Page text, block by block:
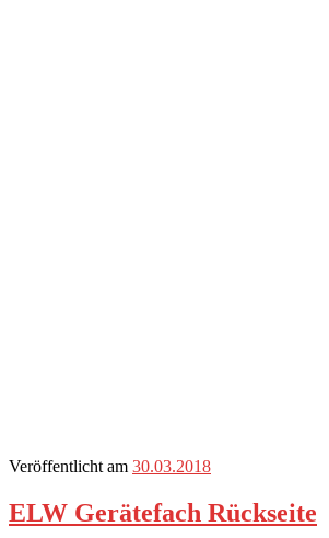
Veröffentlicht am 30.03.2018
ELW Gerätefach Rückseite